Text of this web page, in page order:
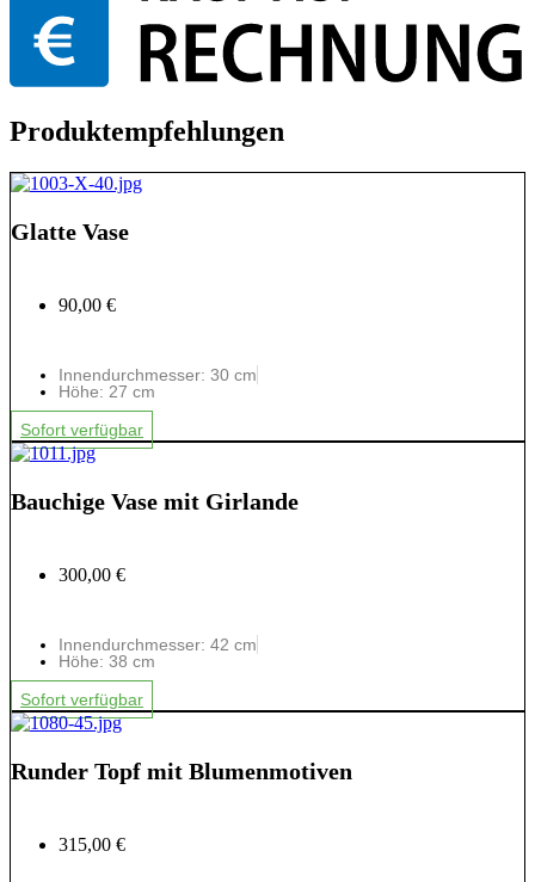
Produktempfehlungen
Glatte Vase
90,00 €
Innendurchmesser: 30 cm
Höhe: 27 cm
Sofort verfügbar
Bauchige Vase mit Girlande
300,00 €
Innendurchmesser: 42 cm
Höhe: 38 cm
Sofort verfügbar
Runder Topf mit Blumenmotiven
315,00 €